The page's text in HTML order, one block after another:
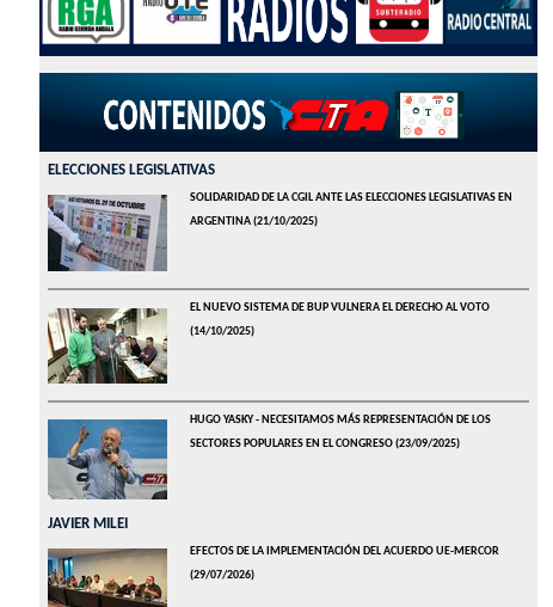
ELECCIONES LEGISLATIVAS
SOLIDARIDAD DE LA CGIL ANTE LAS ELECCIONES LEGISLATIVAS EN
ARGENTINA(21/10/2025)
EL NUEVO SISTEMA DE BUP VULNERA EL DERECHO AL VOTO
(14/10/2025)
HUGO YASKY - NECESITAMOS MÁS REPRESENTACIÓN DE LOS
SECTORES POPULARES EN EL CONGRESO(23/09/2025)
JAVIER MILEI
EFECTOS DE LA IMPLEMENTACIÓN DEL ACUERDO UE-MERCOR
(29/07/2026)